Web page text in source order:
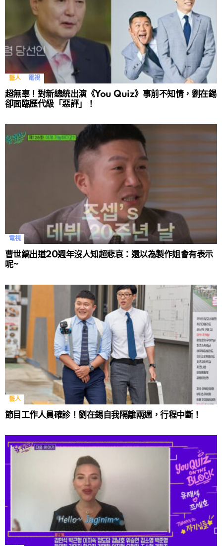
藝人 電視
超無辜！對新總統出演《You Quiz》事前不知情，劉在錫
卻面臨歷代級「惡評」！
電視
曹世鎬出道20週年沒人知超悲哀：還以為製作姐會有表示
呢~
藝人
節目工作人員確診！劉在錫自我隔離兩週，行程中斷！